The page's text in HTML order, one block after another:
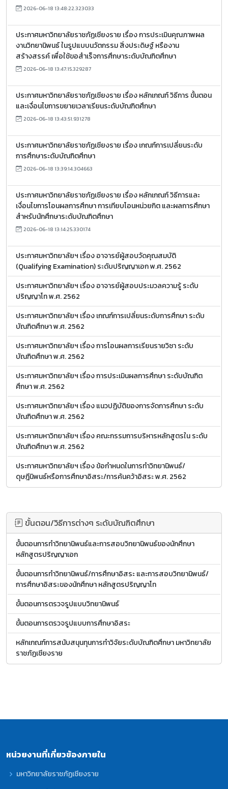
2026-06-18 13:48:22.323033
ประกาศมหาวิทยาลัยราชภัฏเชียงราย เรื่อง การประเมินคุณภาพผล
งานวิทยานิพนธ์ ในรูปแบบนวัตกรรม สิ่งประดิษฐ์ หรืองาน
สร้างสรรค์ เพื่อใช้ขอสำเร็จการศึกษาระดับบัณฑิตศึกษา
2026-06-18 13:47:15.329287
ประกาศมหาวิทยาลัยราชภัฏเชียงราย เรื่อง หลักเกณฑ์ วิธีการ ขั้นตอน
และเงื่อนไขการขยายเวลาเรียนระดับบัณฑิตศึกษา
2026-06-18 13:43:51.931278
ประกาศมหาวิทยาลัยราชภัฏเชียงราย เรื่อง เกณฑ์การเปลี่ยนระดับ
การศึกษาระดับบัณฑิตศึกษา
2026-06-18 13:39:14.304663
ประกาศมหาวิทยาลัยราชภัฏเชียงราย เรื่อง หลักเกณฑ์ วิธีการและ
เงื่อนไขการโอนผลการศึกษา การเทียบโอนหน่วยกิต และผลการศึกษา
สำหรับนักศึกษาระดับบัณฑิตศึกษา
2026-06-18 13:14:25.330174
ประกาศมหาวิทยาลัยฯ เรื่อง อาจารย์ผู้สอบวัดคุณสมบัติ
(Qualifying Examination) ระดับปริญญาเอก พ.ศ. 2562
ประกาศมหาวิทยาลัยฯ เรื่อง อาจารย์ผู้สอบประมวลความรู้ ระดับ
ปริญญาโท พ.ศ. 2562
ประกาศมหาวิทยาลัยฯ เรื่อง เกณฑ์การเปลี่ยนระดับการศึกษา ระดับ
บัณฑิตศึกษา พ.ศ. 2562
ประกาศมหาวิทยาลัยฯ เรื่อง การโอนผลการเรียนรายวิชา ระดับ
บัณฑิตศึกษา พ.ศ. 2562
ประกาศมหาวิทยาลัยฯ เรื่อง การประเมินผลการศึกษา ระดับบัณฑิต
ศึกษา พ.ศ. 2562
ประกาศมหาวิทยาลัยฯ เรื่อง แนวปฏิบัติของการจัดการศึกษา ระดับ
บัณฑิตศึกษา พ.ศ. 2562
ประกาศมหาวิทยาลัยฯ เรื่อง คณะกรรมการบริหารหลักสูตรใน ระดับ
บัณฑิตศึกษา พ.ศ. 2562
ประกาศมหาวิทยาลัยฯ เรื่อง ข้อกำหนดในการทำวิทยานิพนธ์/
ดุษฎีนิพนธ์หรือการศึกษาอิสระ/การค้นคว้าอิสระ พ.ศ. 2562
ขั้นตอน/วิธีการต่างๆ ระดับบัณฑิตศึกษา
ขั้นตอนการทำวิทยานิพนธ์และการสอบวิทยานิพนธ์ของนักศึกษา
หลักสูตรปริญญาเอก
ขั้นตอนการทำวิทยานิพนธ์/การศึกษาอิสระ และการสอบวิทยานิพนธ์/
การศึกษาอิสระของนักศึกษา หลักสูตรปริญญาโท
ขั้นตอนการตรวจรูปแบบวิทยานิพนธ์
ขั้นตอนการตรวจรูปแบบการศึกษาอิสระ
หลักเกณฑ์การสนับสนุนทุนการทำวิจัยระดับบัณฑิตศึกษา มหาวิทยาลัย
ราชภัฏเชียงราย
หน่วยงานที่เกี่ยวข้องภายใน
มหาวิทยาลัยราชภัฏเชียงราย